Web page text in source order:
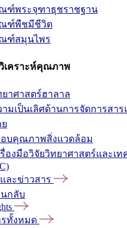
ฑ์พระจุฑาธุชราชฐาน
ฑ์พืชมีชีวิต
ฑ์สมุนไพร
เคราะห์คุณภาพ
าศาสตร์ฮาลาล
มเป็นเลิศด้านการจัดการสาร
อบคุณภาพสิ่งแวดล้อม
องมือวิจัยวิทยาศาสตร์และเท
ละข่าวสาร
กลับ
ทั้งหมด